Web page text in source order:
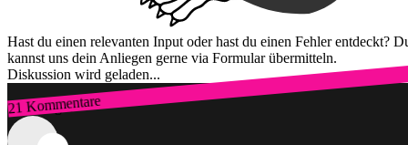
Hast du einen relevanten Input oder hast du einen Fehler entdeckt?
kannst uns dein Anliegen gerne via Formular übermitteln.
Diskussion wird geladen...
21 Kommentare
Zum Login